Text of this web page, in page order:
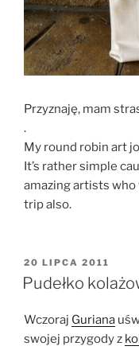
Przyznaję, mam
.
My round robin art
It’s rather simple
amazing artists
trip also.
OPUBLIKOWANE
W
20 LIPCA 2011
Pudełko
Wczoraj Guriana
swojej przygody z